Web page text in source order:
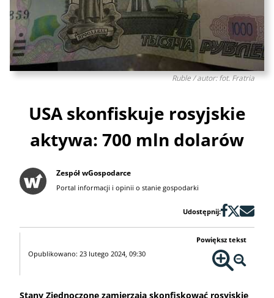
Ruble / autor: fot. Fratria
USA skonfiskuje rosyjskie
aktywa: 700 mln dolarów
Zespół wGospodarce
Portal informacji i opinii o stanie gospodarki
Udostępnij:
Opublikowano: 23 lutego 2024, 09:30
Powiększ tekst
Stany Zjednoczone zamierzają skonfiskować rosyjskie